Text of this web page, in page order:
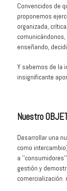
Convencidos de
proponemos
organizada,
enseñando,
Y sabemos de la
insignificante
Nuestro
Desarrollar una
como
a
gestión y
comercialización